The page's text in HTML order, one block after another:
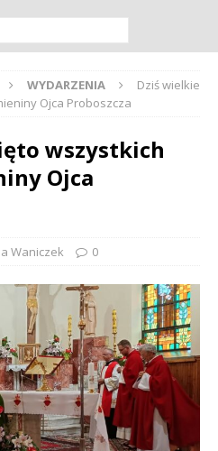
WYDARZENIA
Dziś wielkie
Ojca Proboszcza
wszystkich
Ojca
Waniczek 0